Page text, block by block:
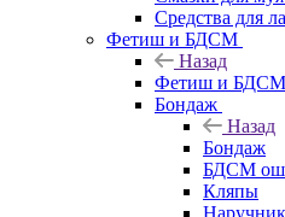
Средства для
Фетиш и БДСМ
Назад
Фетиш и БДСМ
Бондаж
Назад
Бондаж
БДСМ
Кляпы